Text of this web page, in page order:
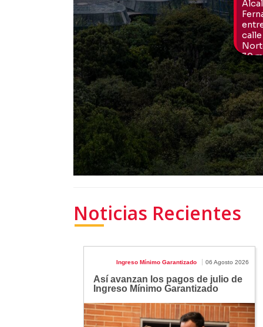
Noticias Recientes
Ingreso Mínimo Garantizado 06 Agosto 2026
Así avanzan los pagos de julio de
Ingreso Mínimo Garantizado